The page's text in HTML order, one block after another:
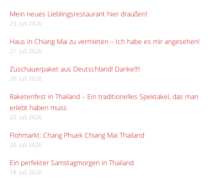
Mein neues Lieblingsrestaurant hier draußen!
23. Juli 2026
Haus in Chiang Mai zu vermieten – Ich habe es mir angesehen!
21. Juli 2026
Zuschauerpaket aus Deutschland! Danke!!!!
20. Juli 2026
Raketenfest in Thailand – Ein traditionelles Spektakel, das man
erlebt haben muss
20. Juli 2026
Flohmarkt: Chang Phuek Chiang Mai Thailand
20. Juli 2026
Ein perfekter Samstagmorgen in Thailand
18. Juli 2026